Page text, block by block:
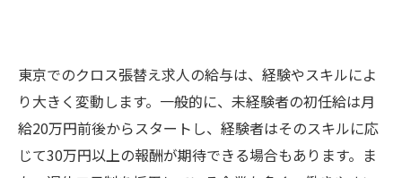
東京でのクロス張替え求人の給与は、経験やスキルによ
り大きく変動します。一般的に、未経験者の初任給は月
給20万円前後からスタートし、経験者はそのスキルに応
じて30万円以上の報酬が期待できる場合もあります。ま